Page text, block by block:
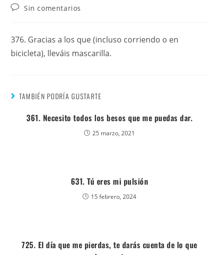
Sin comentarios
376. Gracias a los que (incluso corriendo o en
bicicleta), lleváis mascarilla.
TAMBIÉN PODRÍA GUSTARTE
361. Necesito todos los besos que me puedas dar.
25 marzo, 2021
631. Tú eres mi pulsión
15 febrero, 2024
725. El día que me pierdas, te darás cuenta de lo que